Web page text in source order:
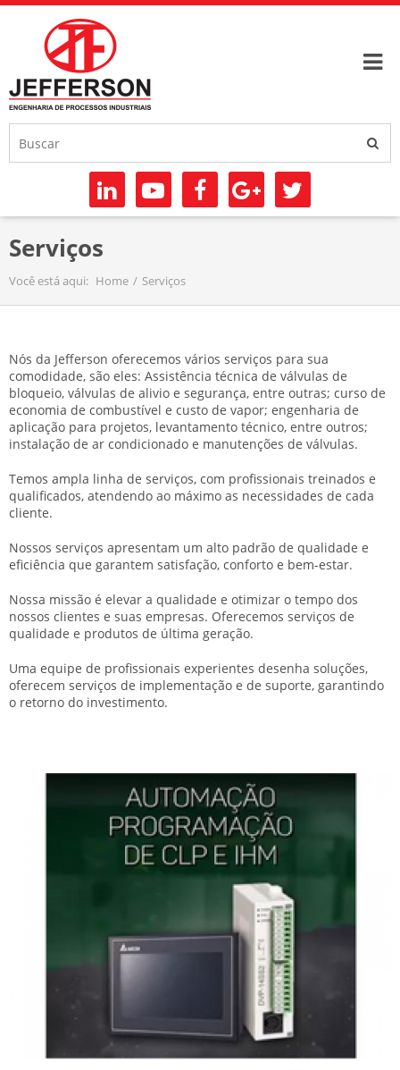
Serviços
Você está aqui: Home Serviços
Nós da Jefferson oferecemos vários serviços para sua
comodidade, são eles: Assistência técnica de válvulas de
bloqueio, válvulas de alivio e segurança, entre outras; curso de
economia de combustível e custo de vapor; engenharia de
aplicação para projetos, levantamento técnico, entre outros;
instalação de ar condicionado e manutenções de válvulas.
Temos ampla linha de serviços, com profissionais treinados e
qualificados, atendendo ao máximo as necessidades de cada
cliente.
Nossos serviços apresentam um alto padrão de qualidade e
eficiência que garantem satisfação, conforto e bem-estar.
Nossa missão é elevar a qualidade e otimizar o tempo dos
nossos clientes e suas empresas. Oferecemos serviços de
qualidade e produtos de última geração.
Uma equipe de profissionais experientes desenha soluções,
oferecem serviços de implementação e de suporte, garantindo
o retorno do investimento.